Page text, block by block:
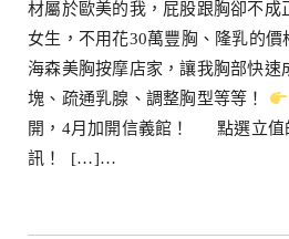
材屬於歐美的我，屁股跟胸卻不成
女生，不用花30萬豐胸、隆乳的價
海森美胸按摩店家，讓我胸部快速
塊、疏通乳腺、調整胸型等等！
開，4月加開信義館！ 點選立值
訊！ […]…